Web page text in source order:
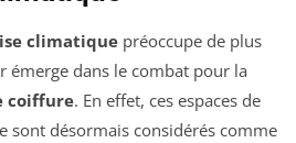
climatique préoccupe de plus
émerge dans le combat pour la
coiffure. En effet, ces espaces de
sont désormais considérés comme